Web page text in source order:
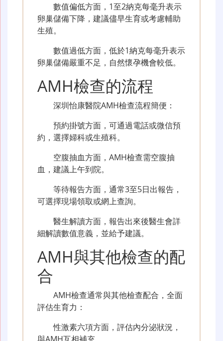
數值偏低方面，1至2納克每毫升表示
卵巢儲備下降，建議儘早生育或考慮輔助
生殖。
數值過低方面，低於1納克每毫升表示
卵巢儲備嚴重不足，自然懷孕機會較低。
AMH檢查的流程
深圳怡康醫院AMH檢查流程簡便：
預約掛號方面，可通過電話或微信預
約，選擇婦科或生殖科。
空腹抽血方面，AMH檢查需空腹抽
血，建議上午到院。
等待報告方面，通常3至5日出報告，
可選擇現場領取或網上查詢。
醫生解讀方面，報告出來後醫生會詳
細解讀數值意義，並給予建議。
AMH與其他檢查的配
合
AMH檢查通常與其他檢查配合，全面
評估生育力：
性激素六項方面，評估內分泌狀況，